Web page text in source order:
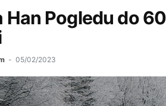
Han Pogledu do
- 05/02/2023